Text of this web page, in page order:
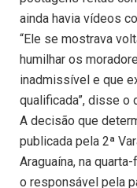
ainda havia vídeos
“Ele se mostrava
humilhar os
inadmissível e que
qualificada”, disse o
A decisão que
publicada pela 2ª
Araguaína, na
o responsável pela